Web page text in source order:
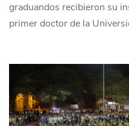
graduandos recibieron su
primer doctor de la